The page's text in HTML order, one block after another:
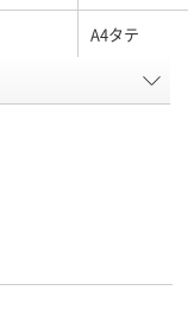
A4タテ
ブルー系